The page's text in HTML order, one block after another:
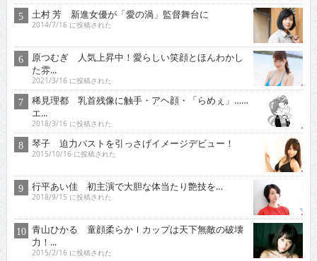
土村 芳 新進女優が「愛の渦」監督舞台に
2014/7/16 に投稿された
原つむぎ 人気上昇中！愛らしい笑顔とほんわかし
た雰...
2021/3/16 に投稿された
稀見理都 乳首残像に触手・アヘ顔・「らめぇ」……
エ...
2018/3/16 に投稿された
琴子 迫力バストを引っさげイメージデビュー！
2015/10/16 に投稿された
行平あい佳 初主演で大胆な体当たり艶技を…
2018/9/15 に投稿された
青山ひかる 童顔柔らかＩカップは天下無敵の破壊
力！...
2015/2/16 に投稿された